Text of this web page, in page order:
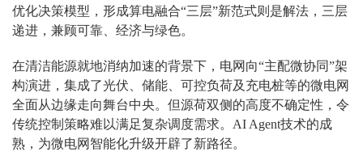
优化决策模型，形成算电融合“三层”新范式则是解法，三层
递进，兼顾可靠、经济与绿色。
在清洁能源就地消纳加速的背景下，电网向“主配微协同”架
构演进，集成了光伏、储能、可控负荷及充电桩等的微电网
全面从边缘走向舞台中央。但源荷双侧的高度不确定性，令
传统控制策略难以满足复杂调度需求。AI Agent技术的成
熟，为微电网智能化升级开辟了新路径。